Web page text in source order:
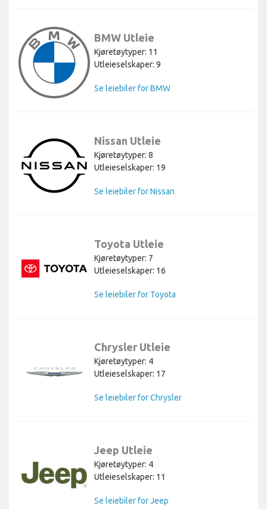
BMW Utleie
Kjøretøytyper: 11
Utleieselskaper: 9
Se leiebiler for BMW
Nissan Utleie
Kjøretøytyper: 8
Utleieselskaper: 19
Se leiebiler for Nissan
Toyota Utleie
Kjøretøytyper: 7
Utleieselskaper: 16
Se leiebiler for Toyota
Chrysler Utleie
Kjøretøytyper: 4
Utleieselskaper: 17
Se leiebiler for Chrysler
Jeep Utleie
Kjøretøytyper: 4
Utleieselskaper: 11
Se leiebiler for Jeep